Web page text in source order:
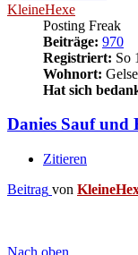
KleineHexe
Posting Freak
Beiträge: 970
Registriert: So
Wohnort:
Hat sich
Danies Sauf und
Zitieren
Beitrag von
Nach oben